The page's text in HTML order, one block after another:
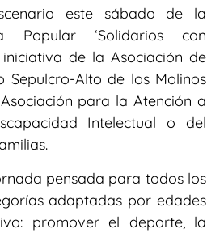
este sábado de la
Popular ‘Solidarios con
iniciativa de la Asociación de
Sepulcro-Alto de los Molinos
para la Atención a
Intelectual o del
pensada para todos los
adaptadas por edades
promover el deporte, la